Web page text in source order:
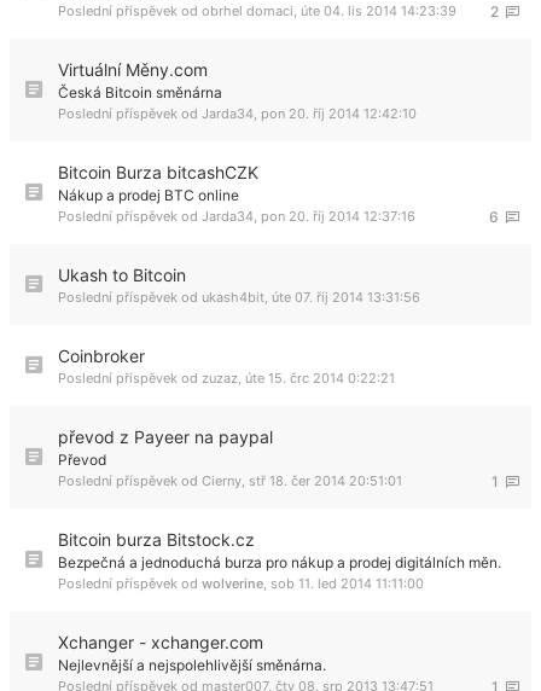
2
Poslední příspěvek od obrhel domaci, úte 04. lis 2014 14:23:39
Virtuální Měny.com
Česká Bitcoin směnárna
Poslední příspěvek od Jarda34, pon 20. říj 2014 12:42:10
Bitcoin Burza bitcashCZK
Nákup a prodej BTC online
6
Poslední příspěvek od Jarda34, pon 20. říj 2014 12:37:16
Ukash to Bitcoin
Poslední příspěvek od ukash4bit, úte 07. říj 2014 13:31:56
Coinbroker
Poslední příspěvek od zuzaz, úte 15. črc 2014 0:22:21
převod z Payeer na paypal
Převod
1
Poslední příspěvek od Cierny, stř 18. čer 2014 20:51:01
Bitcoin burza Bitstock.cz
Bezpečná a jednoduchá burza pro nákup a prodej digitálních měn.
Poslední příspěvek od wolverine, sob 11. led 2014 11:11:00
Xchanger - xchanger.com
Nejlevnější a nejspolehlivější směnárna.
1
Poslední příspěvek od master007, čtv 08. srp 2013 13:47:51